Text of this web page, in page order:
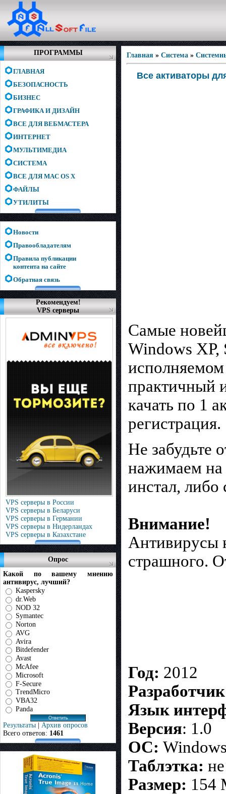
ПРОГРАММЫ
ГЛАВНАЯ
БЕЗОПАСНОСТЬ
БИЗНЕС
ГРАФИКА И ДИЗАЙН
ВСЕ ДЛЯ ВЕБМАСТЕРА
ИНТЕРНЕТ
МУЛЬТИМЕДИА
СИСТЕМА
ВСЕ ДЛЯ MAC OS X
ФАЙЛЫ
УТИЛИТЫ
Новости
Правообладателям
Правила публикации
контента на сайте
Обратная связь
Рекомендуем!
VPS серверы
VPS серверы в России
VPS серверы в Беларуси
VPS серверы в Германии
VPS серверы в Нидерландах
VPS серверы в Казахстане
Опрос
Какой по вашему мнению
антивирус, лучший?
Kaspersky
dr.Web
NOD 32
Symantec
Norton
AVG
Avira
Bitdefender
Avast
McAfee
Microsoft
F-Secure
TrendMicro
VBA32
Panda
Результаты | Архив опросов
Всего ответов: 1461
Главная » Система »
Все активаторы
Самые
Windows XP,
исполняемом
практичный
качать по 1
регистрация.
Не забудьте
нажимаем на
инстал,
Внимание!
Антивирусы
страшного.
Год: 2012
Язык
Версия: 1.0
ОС:
Таблэтка:
Размер: 154